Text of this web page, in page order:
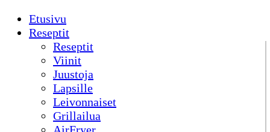
Etusivu
Reseptit
Reseptit
Viinit
Juustoja
Lapsille
Leivonnaiset
Grillailua